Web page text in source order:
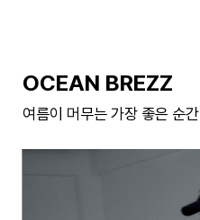
OCEAN BREZZ
여름이 머무는 가장 좋은 순간